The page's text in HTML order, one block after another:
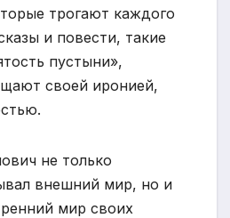
трогают каждого
и повести, такие
пустыни»,
своей иронией,
не только
внешний мир, но и
мир своих